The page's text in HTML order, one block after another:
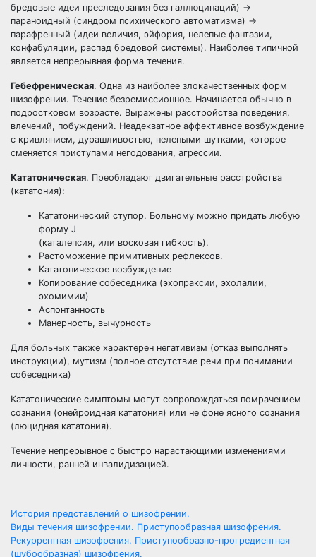
бредовые идеи преследования без галлюцинаций) →
параноидный (синдром психического автоматизма) →
парафренный (идеи величия, эйфория, нелепые фантазии,
конфабуляции, распад бредовой системы). Наиболее типичной
является непрерывная форма течения.
Гебефреническая. Одна из наиболее злокачественных форм
шизофрении. Течение безремиссионное. Начинается обычно в
подростковом возрасте. Выражены расстройства поведения,
влечений, побуждений. Неадекватное аффективное возбуждение
с кривлянием, дурашливостью, нелепыми шутками, которое
сменяется приступами негодования, агрессии.
Кататоническая. Преобладают двигательные расстройства
(кататония):
Кататонический ступор. Больному можно придать любую
форму J
(каталепсия, или восковая гибкость).
Растоможение примитивных рефлексов.
Кататоническое возбуждение
Копирование собеседника (эхопраксии, эхолалии,
эхомимии)
Аспонтанность
Манерность, вычурность
Для больных также характерен негативизм (отказ выполнять
инструкции), мутизм (полное отсутствие речи при понимании
собеседника)
Кататонические симптомы могут сопровождаться помрачением
сознания (онейроидная кататония) или не фоне ясного сознания
(люцидная кататония).
Течение непрерывное с быстро нарастающими изменениями
личности, ранней инвалидизацией.
Навигация
по
История представлений о шизофрении.
Виды течения шизофрении. Приступообразная шизофрения.
Рекуррентная шизофрения. Приступообразно-прогредиентная
(шубообразная) шизофрения.